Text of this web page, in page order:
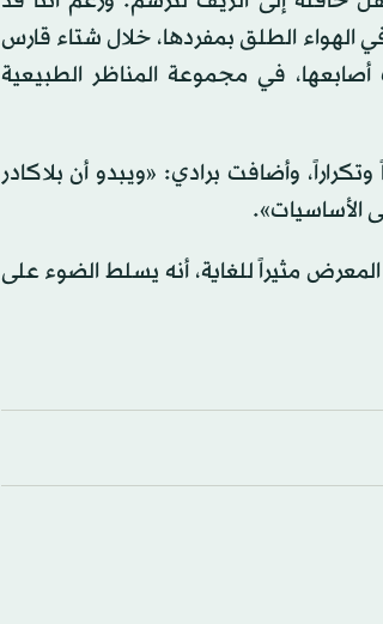
الهواء الطلق بمفردها، خلال شتاء قارس
في مجموعة المناظر الطبيعية
وأضافت برادي: «ويبدو أن بلاكادر
الأساسيات».
مثيراً للغاية، أنه يسلط الضوء على